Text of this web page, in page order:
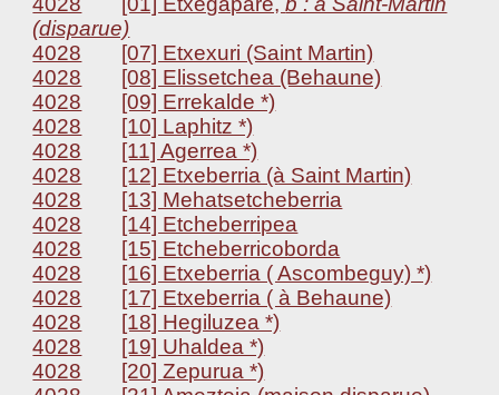
(disparue)
4028
[07] Etxexuri (Saint Martin)
4028
[08] Elissetchea (Behaune)
4028
[09] Errekalde *)
4028
[10] Laphitz *)
4028
[11] Agerrea *)
4028
[12] Etxeberria (à Saint Martin)
4028
[13] Mehatsetcheberria
4028
[14] Etcheberripea
4028
[15] Etcheberricoborda
4028
[16] Etxeberria ( Ascombeguy) *)
4028
[17] Etxeberria ( à Behaune)
4028
[18] Hegiluzea *)
4028
[19] Uhaldea *)
4028
[20] Zepurua *)